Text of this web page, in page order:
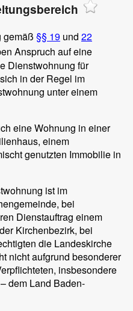
gemäß §§ 19 und 22
Anspruch auf eine
Dienstwohnung für
in der Regel im
unter einem
eine Wohnung in einer
einem
genutzten Immobilie in
ist im
bei
Dienstauftrag einem
Kirchenbezirk, bei
die Landeskirche
nicht aufgrund besonderer
insbesondere
dem Land Baden-